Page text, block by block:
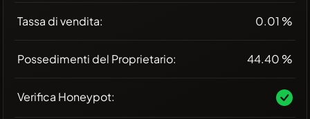
Tassa di vendita: 0.01 %
Possedimenti del Proprietario: 44.40 %
Verifica Honeypot: